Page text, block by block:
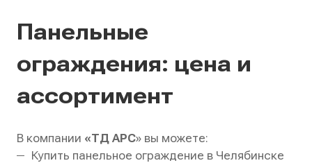
Панельные
ограждения: цена и
ассортимент
В компании «ТД АРС» вы можете:
Купить панельное ограждение в Челябинске